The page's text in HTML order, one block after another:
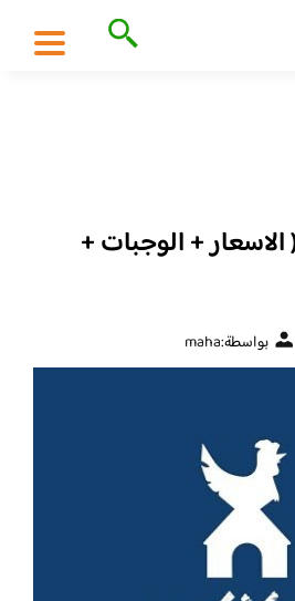
+ الوجبات +
بواسطة:maha